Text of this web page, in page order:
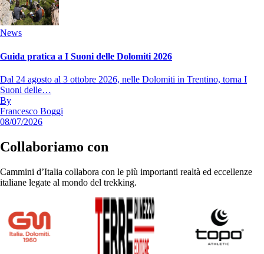
News
Guida pratica a I Suoni delle Dolomiti 2026
Dal 24 agosto al 3 ottobre 2026, nelle Dolomiti in Trentino, torna I
Suoni delle…
By
Francesco Boggi
08/07/2026
Collaboriamo con
Cammini d’Italia collabora con le più importanti realtà ed eccellenze
italiane legate al mondo del trekking.